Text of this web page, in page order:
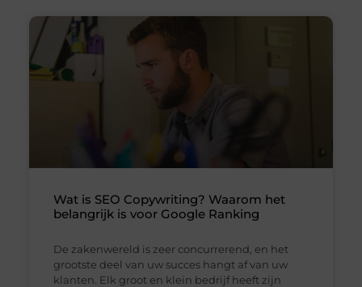
Wat is SEO Copywriting? Waarom het
belangrijk is voor Google Ranking
De zakenwereld is zeer concurrerend, en het
grootste deel van uw succes hangt af van uw
klanten. Elk groot en klein bedrijf heeft zijn